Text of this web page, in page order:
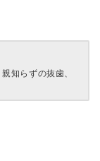
知らずの抜歯、